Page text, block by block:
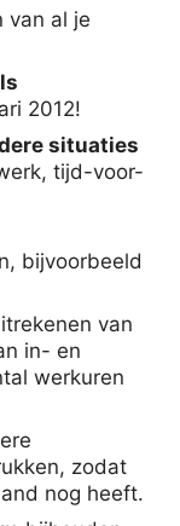
van al je
2012!
situaties
tijd-voor-
bijvoorbeeld
van
in- en
werkuren
zodat
nog heeft.